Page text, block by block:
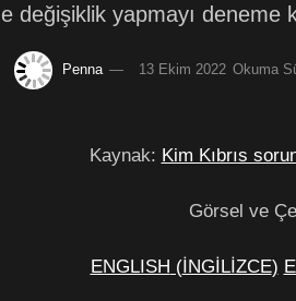
değişiklik yapmayı deneme
Penna 13 Ekim 2022 Okuma
Kaynak: Kim Kıbrıs
Görsel ve
ENGLISH (İNGİLİZCE)